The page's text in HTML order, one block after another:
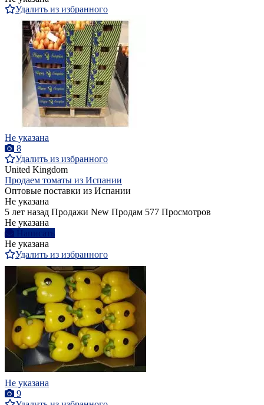
Удалить из избранного
Не указана
8
Удалить из избранного
United Kingdom
Продаем томаты из Испании
Оптовые поставки из Испании
Не указана
5 лет назад Продажи New Продам 577 Просмотров
Не указана
Написать
Не указана
Удалить из избранного
Не указана
9